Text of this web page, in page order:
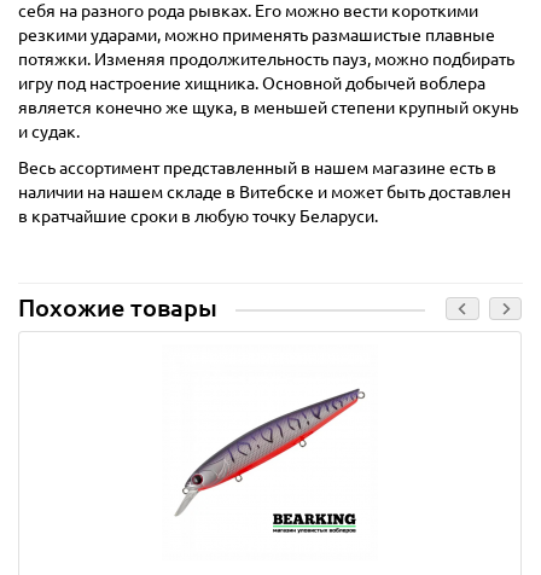
себя на разного рода рывках. Его можно вести короткими
резкими ударами, можно применять размашистые плавные
потяжки. Изменяя продолжительность пауз, можно подбирать
игру под настроение хищника. Основной добычей воблера
является конечно же щука, в меньшей степени крупный окунь
и судак.
Весь ассортимент представленный в нашем магазине есть в
наличии на нашем складе в Витебске и может быть доставлен
в кратчайшие сроки в любую точку Беларуси.
Похожие товары